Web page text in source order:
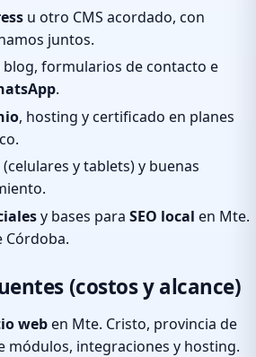
u otro CMS acordado, con
juntos.
blog, formularios de contacto e
.
, hosting y certificado en planes
(celulares y tablets) y buenas
y bases para SEO local en Mte.
Córdoba.
(costos y alcance)
weben Mte. Cristo, provincia de
módulos, integraciones y hosting.